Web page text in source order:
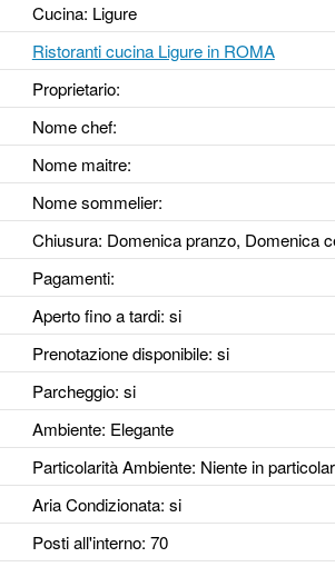
Cucina: Ligure
Ristoranti cucina Ligure in ROMA
Proprietario:
Nome chef:
Nome maitre:
Nome sommelier:
Chiusura: Domenica pranzo, Domenica
Pagamenti:
Aperto fino a tardi: si
Prenotazione disponibile: si
Parcheggio: si
Ambiente: Elegante
Particolarità Ambiente: Niente in
Aria Condizionata: si
Posti all'interno: 70